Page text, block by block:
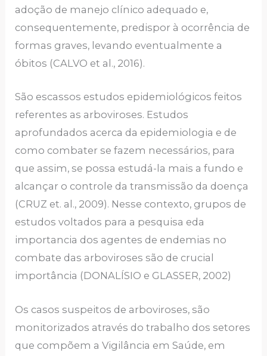
adoção de manejo clínico adequado e,
consequentemente, predispor à ocorrência de
formas graves, levando eventualmente a
óbitos (CALVO et al., 2016).
São escassos estudos epidemiológicos feitos
referentes as arboviroses. Estudos
aprofundados acerca da epidemiologia e de
como combater se fazem necessários, para
que assim, se possa estudá-la mais a fundo e
alcançar o controle da transmissão da doença
(CRUZ et. al., 2009). Nesse contexto, grupos de
estudos voltados para a pesquisa eda
importancia dos agentes de endemias no
combate das arboviroses são de crucial
importância (DONALÍSIO e GLASSER, 2002)
Os casos suspeitos de arboviroses, são
monitorizados através do trabalho dos setores
que compõem a Vigilância em Saúde, em